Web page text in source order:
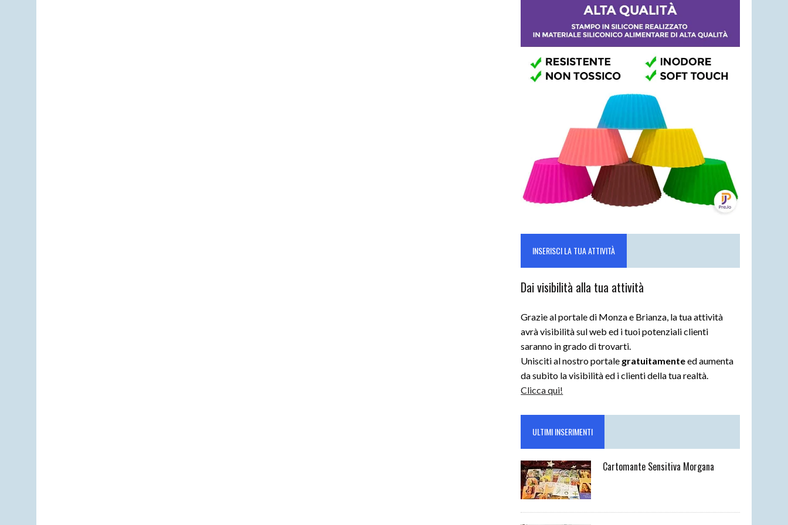
INSERISCI LA TUA ATTIVITÀ
Dai visibilità alla tua attività
Grazie al portale di Monza e Brianza, la tua attività
avrà visibilità sul web ed i tuoi potenziali clienti
saranno in grado di trovarti.
Unisciti al nostro portale gratuitamenteed aumenta
da subito la visibilità ed i clienti della tua realtà.
Clicca qui!
ULTIMI INSERIMENTI
Cartomante Sensitiva Morgana